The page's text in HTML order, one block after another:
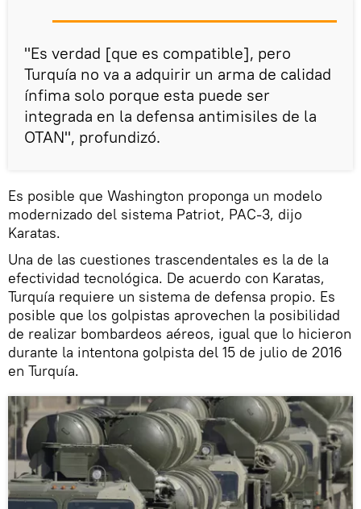
"Es verdad [que es compatible], pero
Turquía no va a adquirir un arma de calidad
ínfima solo porque esta puede ser
integrada en la defensa antimisiles de la
OTAN", profundizó.
Es posible que Washington proponga un modelo
modernizado del sistema Patriot, PAC-3, dijo
Karatas.
Una de las cuestiones trascendentales es la de la
efectividad tecnológica. De acuerdo con Karatas,
Turquía requiere un sistema de defensa propio. Es
posible que los golpistas aprovechen la posibilidad
de realizar bombardeos aéreos, igual que lo hicieron
durante la intentona golpista del 15 de julio de 2016
en Turquía.